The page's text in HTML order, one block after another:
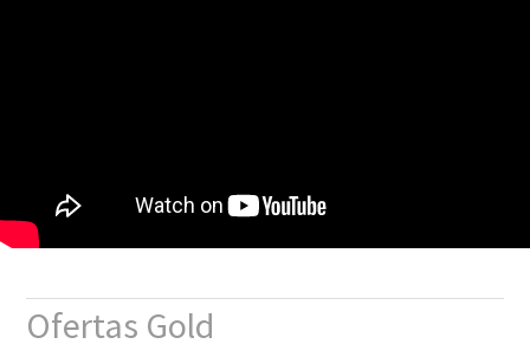
Ofertas Gold